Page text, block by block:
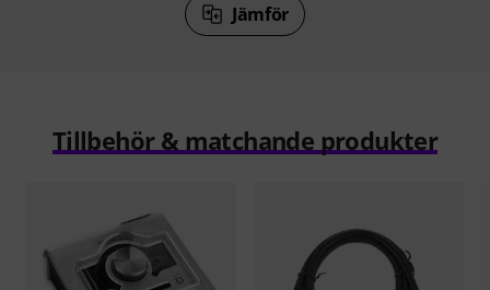
Jämför
Tillbehör & matchande produkter